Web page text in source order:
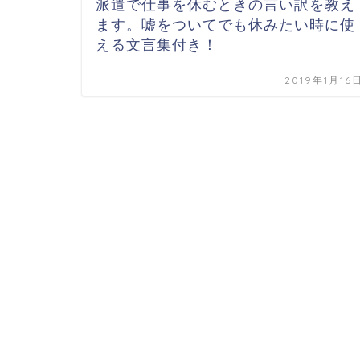
派遣で仕事を休むときの言い訳を教え
ます。嘘をついてでも休みたい時に使
える文言集付き！
2019年1月16